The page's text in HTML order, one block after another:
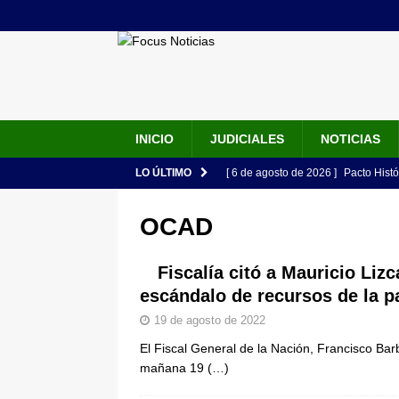
INICIO JUDICIALES NOTICIAS
LO ÚLTIMO [ 6 de agosto de 2026 ] Pacto
Espriella: tradición, simbolismo y
ÚLTIMO
[ 6 de agosto de 2026 ]
pone bajo la lupa a nuevo
OCAD
Fiscalía citó a Mauricio
escándalo de recursos de la
19 de agosto de 2022
El Fiscal General de la Nación, Francisco
mañana 19 (…)